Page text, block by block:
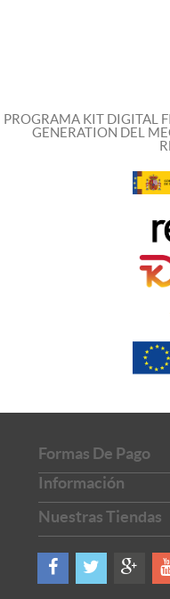
PROGRAMA KIT DIGITAL
GENERATION DEL
Formas De Pago
Información
Nuestras Tiendas